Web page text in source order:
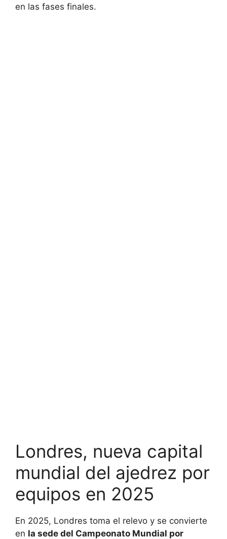
en las fases finales.
Londres, nueva capital
mundial del ajedrez por
equipos en 2025
En 2025, Londres toma el relevo y se convierte
en la sede del Campeonato Mundial por